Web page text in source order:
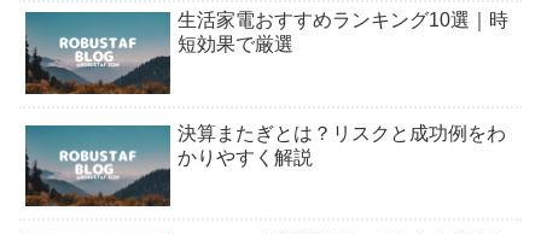
生活家電おすすめランキング10選｜時
短効果で厳選
決算またぎとは？リスクと成功例をわ
かりやすく解説